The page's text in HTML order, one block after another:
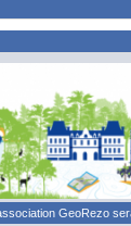
GeoRezo